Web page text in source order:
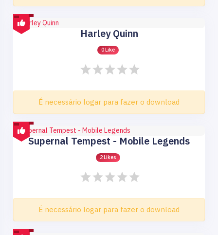
Harley Quinn
0 Like
É necessário logar para fazer o download
Supernal Tempest - Mobile Legends
2 Likes
É necessário logar para fazer o download